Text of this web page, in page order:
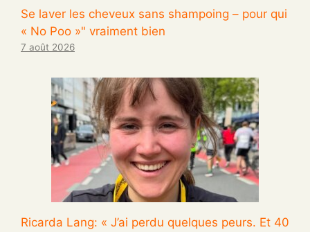
Se laver les cheveux sans shampoing – pour qui
« No Poo »" vraiment bien
7 août 2026
Ricarda Lang: « J’ai perdu quelques peurs. Et 40